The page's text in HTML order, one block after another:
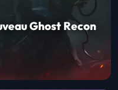
Ghost Recon